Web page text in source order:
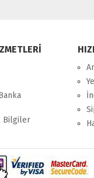
Bilgiler